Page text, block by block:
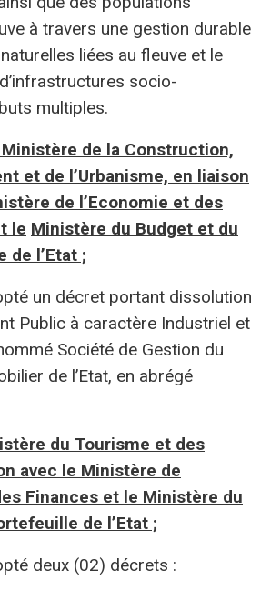
à travers une gestion durable
liées au fleuve et le
socio-
multiples.
de la Construction,
et de l’Urbanisme, en liaison
de l’Economie et des
le Ministère du Budget et du
de l’Etat ;
un décret portant dissolution
Public à caractère Industriel et
Société de Gestion du
de l’Etat, en abrégé
du Tourisme et des
avec le Ministère de
Finances et le Ministère du
de l’Etat ;
deux (02) décrets :